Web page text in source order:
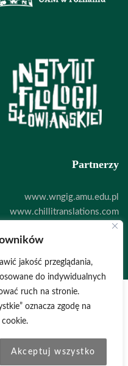
jakość przeglądania,
do indywidualnych
ruch na stronie.
oznacza zgodę na
Akceptuj wszystko
Partnerzy
www.wngig.amu.edu.pl
www.chillitranslations.com
www.zoodigital.com